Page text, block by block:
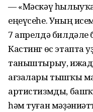
— «Мәскәү
еңеүсеһе. Уның
7 апрелдә билдәле
Кастинг өс этапта
таныштырыу,
ағзалары тышҡы
артистизмды,
һәм туған